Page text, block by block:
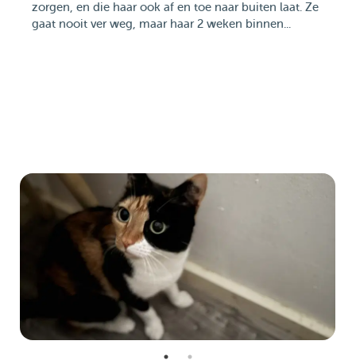
zorgen, en die haar ook af en toe naar buiten laat. Ze
gaat nooit ver weg, maar haar 2 weken binnen...